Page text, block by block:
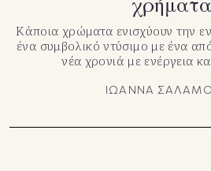
Κάποια χρώματα ενισχύουν την
ένα συμβολικό ντύσιμο με ένα
νέα χρονιά με ενέργεια
ΙΩΑΝΝΑ